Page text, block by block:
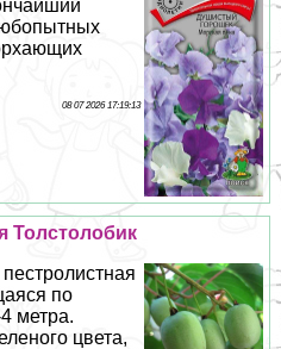
08 07 2026 17:19:13
Толстолобик
по
метра.
цвета,